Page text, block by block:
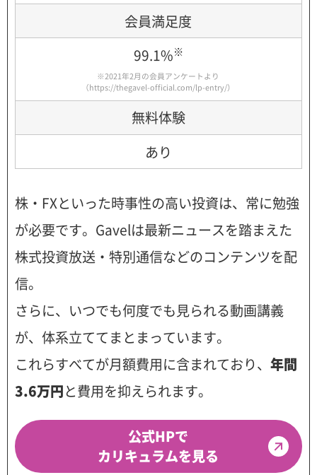
会員満足度
99.1%※
※2021年2月の会員アンケートより
（https://thegavel-official.com/lp-entry/）
無料体験
あり
株・FXといった時事性の高い投資は、常に勉強
が必要です。Gavelは最新ニュースを踏まえた
株式投資放送・特別通信などのコンテンツを配
信。
さらに、いつでも何度でも見られる動画講義
が、体系立ててまとまっています。
これらすべてが月額費用に含まれており、 年間
3.6万円と費用を抑えられます。
公式HPで
カリキュラムを見る